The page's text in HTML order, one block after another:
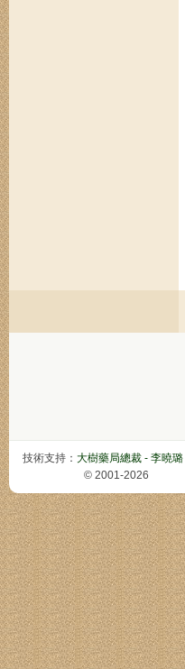
技術支持： 大樹藥局總裁 - 李曉璐
© 2001-2026